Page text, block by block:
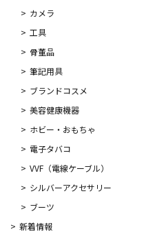
カメラ
工具
骨董品
筆記用具
ブランドコスメ
美容健康機器
ホビー・おもちゃ
電子タバコ
VVF（電線ケーブル）
シルバーアクセサリー
ブーツ
新着情報